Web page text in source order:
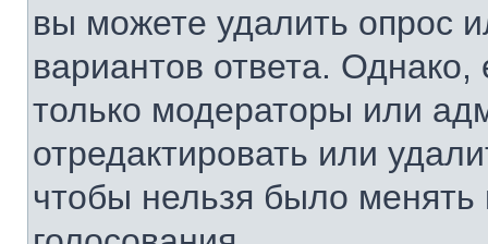
вы можете удалить опрос
вариантов ответа. Однако,
только модераторы или
отредактировать или
чтобы нельзя было